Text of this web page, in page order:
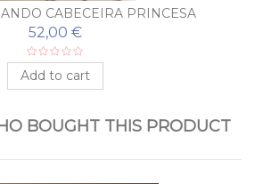
CABECEIRA PRINCESA
52,00 €
Add to cart
BOUGHT THIS PRODUCT